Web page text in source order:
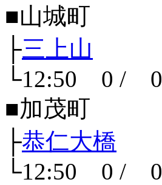
■山城町
├三上山
└12:50 0 / 0
■加茂町
├恭仁大橋
└12:50 0 / 0